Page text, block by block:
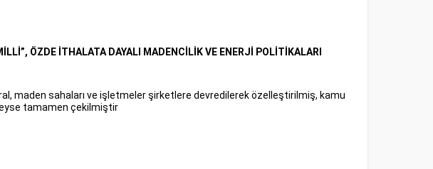
ÖZDE İTHALATA DAYALI MADENCİLİK VE ENERJİ POLİTİKALARI
maden sahaları ve işletmeler şirketlere devredilerek özelleştirilmiş, kamu
tamamen çekilmiştir